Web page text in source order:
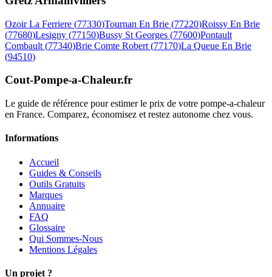
Ozoir La Ferriere (77330)Tournan En Brie (77220)Roissy En Brie
(77680)Lesigny (77150)Bussy St Georges (77600)Pontault
Combault (77340)Brie Comte Robert (77170)La Queue En Brie
(94510)
Cout-Pompe-a-Chaleur.fr
Le guide de référence pour estimer le prix de votre pompe-a-chaleur
en France. Comparez, économisez et restez autonome chez vous.
Informations
Accueil
Guides & Conseils
Outils Gratuits
Marques
Annuaire
FAQ
Glossaire
Qui Sommes-Nous
Mentions Légales
Un projet ?